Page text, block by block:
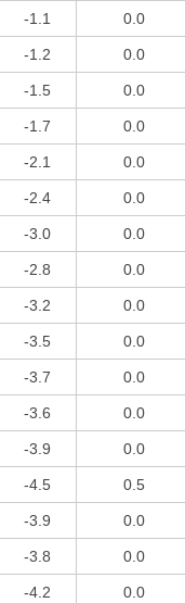
-1.1 0.0
-1.2 0.0
-1.5 0.0
-1.7 0.0
-2.1 0.0
-2.4 0.0
-3.0 0.0
-2.8 0.0
-3.2 0.0
-3.5 0.0
-3.7 0.0
-3.6 0.0
-3.9 0.0
-4.5 0.5
-3.9 0.0
-3.8 0.0
-4.2 0.0